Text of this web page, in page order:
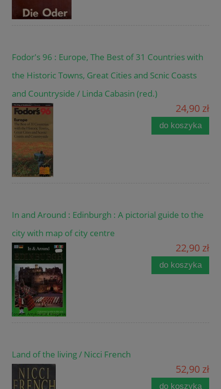
Fodor's 96 : Europe, The Best of 31 Countries with
the Historic Towns, Great Cities and Scnic Coasts
and Countryside / Linda Cabasin (red.)
24,90 zł
do koszyka
In and Around : Edinburgh : A pictorial guide to the
city with map of city centre
22,90 zł
do koszyka
Land of the living / Nicci French
52,90 zł
do koszyka